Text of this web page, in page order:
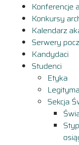
Konferencje
Konkursy
Kalendarz
Serwery
Kandydaci
Studenci
Etyka
Sekcja